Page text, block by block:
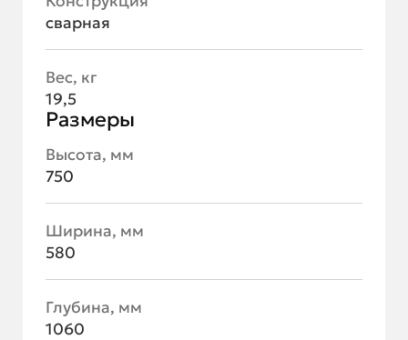
сварная
Вес, кг
19,5
Размеры
Высота, мм
750
Ширина, мм
580
Глубина, мм
1060